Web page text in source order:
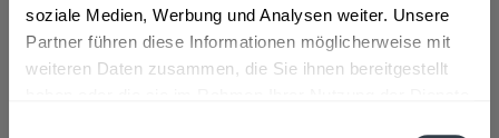
soziale Medien, Werbung und Analysen weiter. Unsere
Partner führen diese Informationen möglicherweise mit
weiteren Daten zusammen, die Sie ihnen bereitgestellt
In denWarenkorb
Artikel-Nr.:
31730